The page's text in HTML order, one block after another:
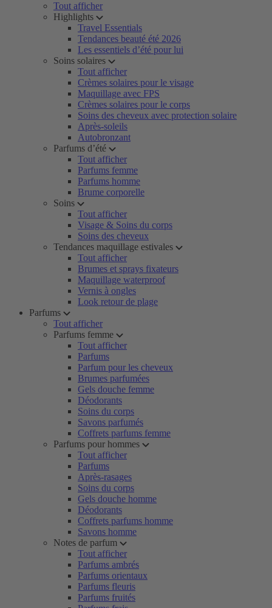
Tout afficher
Highlights
Travel Essentials
Tendances beauté été 2026
Les essentiels d’été pour lui
Soins solaires
Tout afficher
Crèmes solaires pour le visage
Maquillage avec FPS
Crèmes solaires pour le corps
Soins des cheveux avec protection solaire
Après-soleils
Autobronzant
Parfums d’été
Tout afficher
Parfums femme
Parfums homme
Brume corporelle
Soins
Tout afficher
Visage & Soins du corps
Soins des cheveux
Tendances maquillage estivales
Tout afficher
Brumes et sprays fixateurs
Maquillage waterproof
Vernis à ongles
Look retour de plage
Parfums
Tout afficher
Parfums femme
Tout afficher
Parfums
Parfum pour les cheveux
Brumes parfumées
Gels douche femme
Déodorants
Soins du corps
Savons parfumés
Coffrets parfums femme
Parfums pour hommes
Tout afficher
Parfums
Après-rasages
Soins du corps
Gels douche homme
Déodorants
Coffrets parfums homme
Savons homme
Notes de parfum
Tout afficher
Parfums ambrés
Parfums orientaux
Parfums fleuris
Parfums fruités